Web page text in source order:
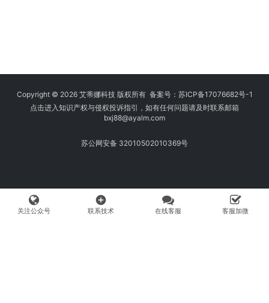
Copyright © 2026 艾蒂娜科技 版权所有 备案号： 苏ICP备17076682号-1
点击进入知识产权与侵权投诉指引，如有任何问题请及时联系邮箱
bxj88@ayalm.com
苏公网安备 32010502010369号
关注公众号
add_circle
联系技术 在线客服 客服加微